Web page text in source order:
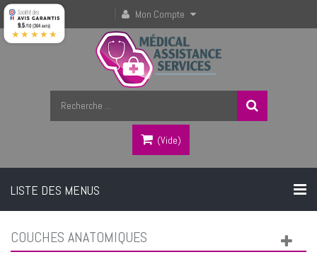
Mon Compte
(vide)
LISTE DES MENUS
COUCHES ANATOMIQUES
9.5/10 (364 avis)
★★★★★